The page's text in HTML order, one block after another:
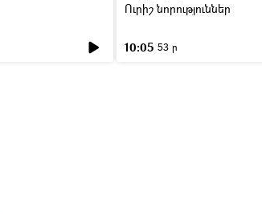
Ուրիշ նորություններ
10:05 53 ր